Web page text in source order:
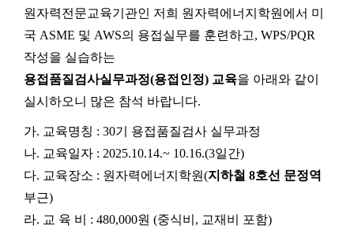
원자력전문교육기관인 저희 원자력에너지학원에서 미
국 ASME 및 AWS의 용접실무를 훈련하고, WPS/PQR
작성을 실습하는
용접품질검사실무과정(용접인정) 교육을 아래와 같이
실시하오니 많은 참석 바랍니다.
가. 교육명칭 : 30기 용접품질검사 실무과정
나. 교육일자 : 2025.10.14.~ 10.16.(3일간)
다. 교육장소 : 원자력에너지학원(지하철 8호선 문정역
부근)
라. 교 육 비 : 480,000원 (중식비 , 교재비 포함)